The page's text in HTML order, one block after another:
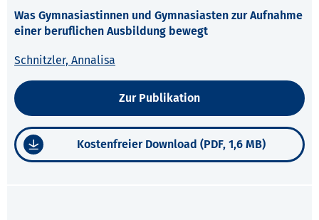
Was Gymnasiastinnen und Gymnasiasten zur Aufnahme
einer beruflichen Ausbildung bewegt
Schnitzler, Annalisa
Zur Publikation
Kostenfreier Download (PDF, 1,6 MB)